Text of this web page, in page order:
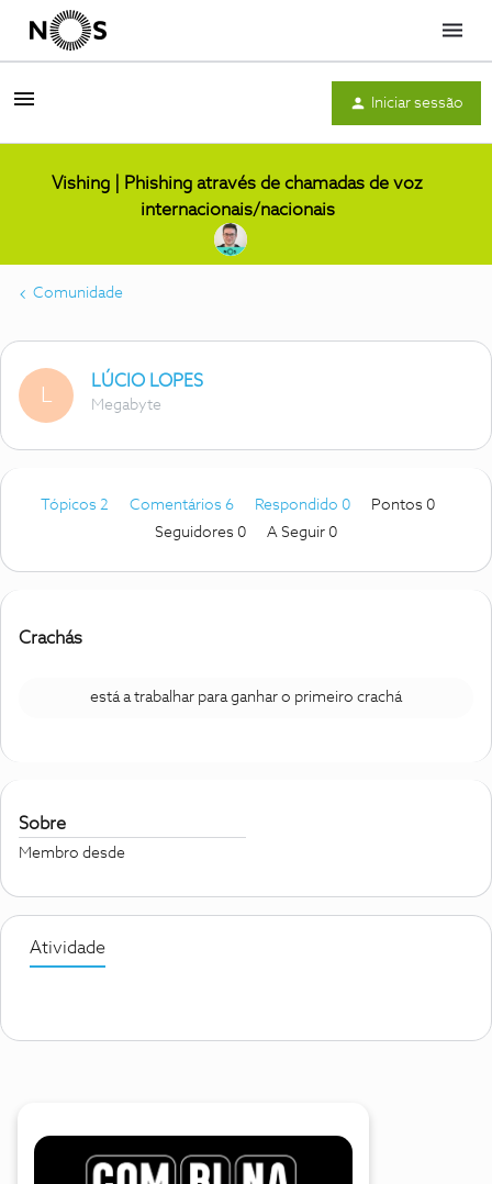
Menu
Iniciar sessão
Vishing | Phishing através de chamadas de voz
internacionais/nacionais
Comunidade
L
LÚCIO LOPES
Megabyte
Tópicos 2 Comentários 6 Respondido 0
Pontos 0
Seguidores 0 A Seguir 0
Crachás
está a trabalhar para ganhar o primeiro crachá
Sobre
Membro desde
Atividade